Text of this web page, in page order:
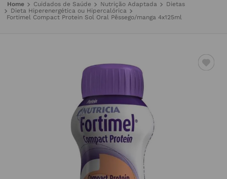
Cuidados de Saúde Nutrição Adaptada
Dietas
Dieta Hiperenergética ou Hipercalórica
Fortimel Compact Protein Sol Oral Pêssego/manga 4x125ml